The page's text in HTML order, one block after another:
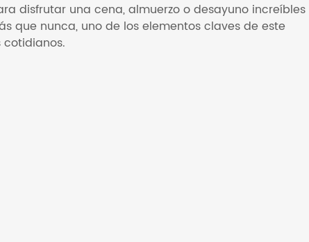
disfrutar una cena, almuerzo o desayuno increíbles
que nunca, uno de los elementos claves de este